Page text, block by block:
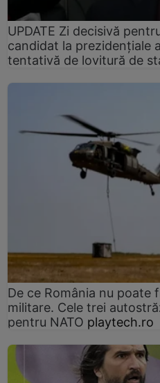
UPDATE Zi decisivă
candidat la prezidențiale
tentativă de lovitură de
De ce România nu poate
militare. Cele trei
pentru NATO playtech.ro